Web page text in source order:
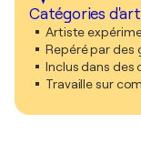
Catégories
Artiste
Repéré par des
Inclus dans des
Travaille sur